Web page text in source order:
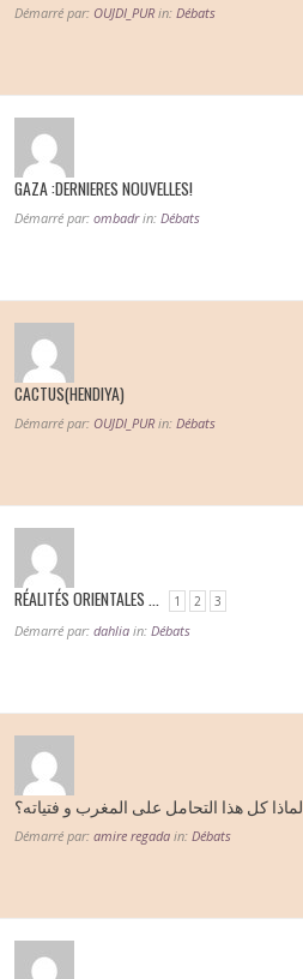
Démarré par: OUJDI_PUR in: Débats
GAZA :DERNIERES NOUVELLES!
Démarré par: ombadr in: Débats
CACTUS(HENDIYA)
Démarré par: OUJDI_PUR in: Débats
RÉALITÉS ORIENTALES … 1 2 3
Démarré par: dahlia in: Débats
لماذا كل هذا التحامل على المغرب و فتياته؟
Démarré par: amire regada in: Débats